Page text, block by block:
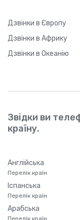
Дзвінки в Європу
Дзвінки в Африку
Дзвінки в Океанію
Звідки ви
країну.
Англійська
Перелік країн
Іспанська
Перелік країн
Арабська
Перелік країн